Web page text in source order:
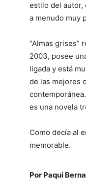
estilo del autor,
a menudo muy
“Almas grises”
2003, posee
ligada y está
de las mejores
es una novela
Como decía al
memorable.
Por Paqui